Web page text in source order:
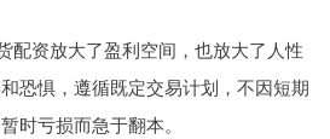
配资放大了盈利空间，也放大了人性
恐惧，遵循既定交易计划，不因短期
时亏损而急于翻本。